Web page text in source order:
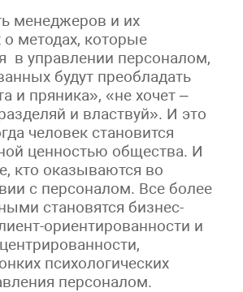
менеджеров и их
методах, которые
в управлении персоналом,
будут преобладать
и пряника», «не хочет –
и властвуй». И это
человек становится
ценностью общества. И
кто оказываются во
с персоналом. Все более
становятся бизнес-
ориентированности и
психологических
персоналом.